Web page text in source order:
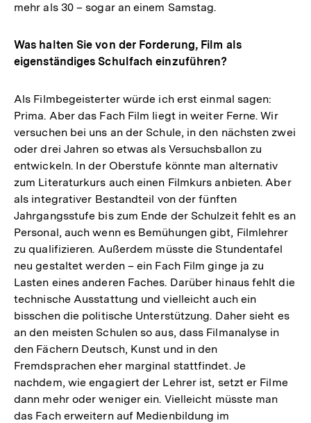
mehr als 30 – sogar an einem Samstag.
Was halten Sie von der Forderung, Film als
eigenständiges Schulfach einzuführen?
Als Filmbegeisterter würde ich erst einmal sagen:
Prima. Aber das Fach Film liegt in weiter Ferne. Wir
versuchen bei uns an der Schule, in den nächsten zwei
oder drei Jahren so etwas als Versuchsballon zu
entwickeln. In der Oberstufe könnte man alternativ
zum Literaturkurs auch einen Filmkurs anbieten. Aber
als integrativer Bestandteil von der fünften
Jahrgangsstufe bis zum Ende der Schulzeit fehlt es an
Personal, auch wenn es Bemühungen gibt, Filmlehrer
zu qualifizieren. Außerdem müsste die Stundentafel
neu gestaltet werden – ein Fach Film ginge ja zu
Lasten eines anderen Faches. Darüber hinaus fehlt die
technische Ausstattung und vielleicht auch ein
bisschen die politische Unterstützung. Daher sieht es
an den meisten Schulen so aus, dass Filmanalyse in
den Fächern Deutsch, Kunst und in den
Fremdsprachen eher marginal stattfindet. Je
nachdem, wie engagiert der Lehrer ist, setzt er Filme
dann mehr oder weniger ein. Vielleicht müsste man
das Fach erweitern auf Medienbildung im